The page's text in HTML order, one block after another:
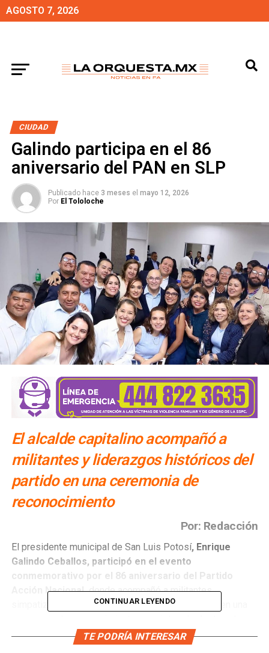
AGOSTO 7, 2026
CIUDAD
Galindo participa en el 86
aniversario del PAN en SLP
Publicado hace 3 meses el mayo 12, 2026
Por El Tololoche
El alcalde capitalino acompañó a
militantes y liderazgos históricos del
partido en una ceremonia de
reconocimiento
Por: Redacción
El presidente municipal de San Luis Potosí, Enrique
Galindo Ceballos, participó en el evento
conmemorativo por el 86 aniversario del Partido
Acción Nacional,donde acompañó a militantes,
simpatizantes y liderazgos históricos del partido en una
trayectoria.
CONTINUAR LEYENDO
TE PODRÍA INTERESAR